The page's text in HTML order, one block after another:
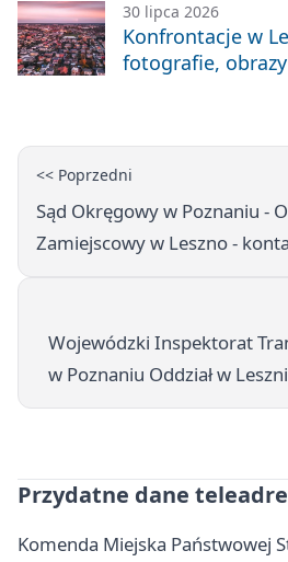
30 lipca 2026
Konfrontacje w
fotografie,
<< Poprzedni
Sąd Okręgowy w Poznaniu -
Zamiejscowy w Leszno -
Wojewódzki Inspektorat
w Poznaniu Oddział w
Przydatne dane
Komenda Miejska Państwowej